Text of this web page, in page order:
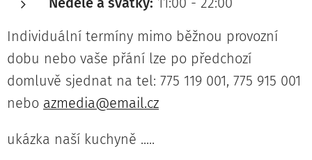
Individuální termíny mimo běžnou provozní
dobu nebo vaše přání lze po předchozí
domluvě sjednat na tel: 775 119 001, 775 915 001
nebo azmedia@email.cz
ukázka naší kuchyně .....